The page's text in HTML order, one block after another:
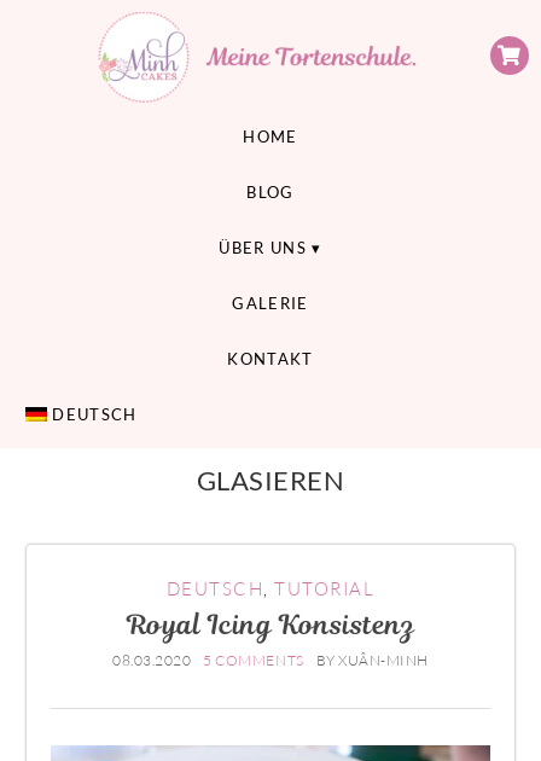
MEINE TORTENSCHULE
HOME
BLOG
ÜBER UNS
GALERIE
KONTAKT
DEUTSCH
GLASIEREN
DEUTSCH ,TUTORIAL
Royal Icing Konsistenz
08.03.2020 5 COMMENTS BYXUÂN-MINH